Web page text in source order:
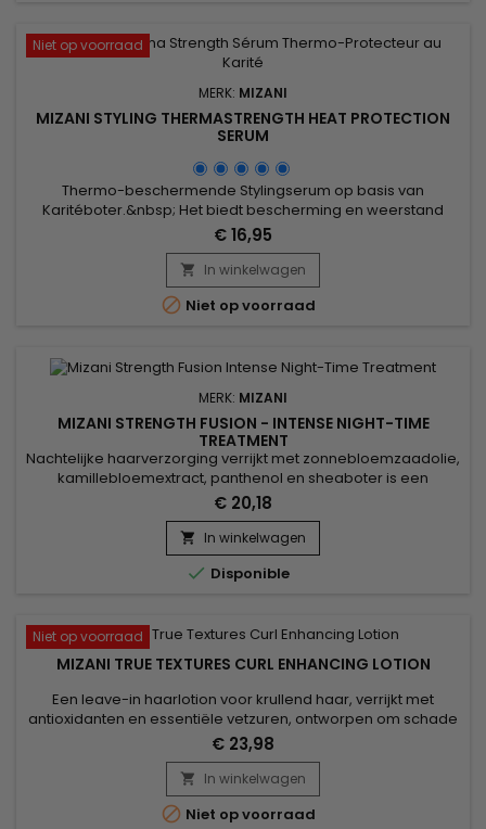
Niet op voorraad
MERK: MIZANI
MIZANI STYLING THERMASTRENGTH HEAT PROTECTION
SERUM
Thermo-beschermende Stylingserum op basis van
Karitéboter.&nbsp; Het biedt bescherming en weerstand
tijdens thermische styling, versterkt de intercellulaire
cementbarrière, voedt en hydrateert het haar.
€ 16,95
 In winkelwagen
 Niet op voorraad
MERK: MIZANI
MIZANI STRENGTH FUSION - INTENSE NIGHT-TIME
TREATMENT
Nachtelijke haarverzorging verrijkt met zonnebloemzaadolie,
kamillebloemextract, panthenol en sheaboter is een
revitaliserend elixer voor het haar. Zonnebloemolie voedt
diep, terwijl kamille de hoofdhuid kalmeert. Panthenol
versterkt en hydrateert het haar, waardoor breuk en
gespleten punten worden verminderd. Shea butter biedt rijke
hydratatie,...
€ 20,18
 In winkelwagen
 Disponible
Niet op voorraad
MIZANI TRUE TEXTURES CURL ENHANCING LOTION
Een leave-in haarlotion voor krullend haar, verrijkt met
antioxidanten en essentiële vetzuren, ontworpen om schade
te herstellen, diep te hydrateren en de glans te
herstellen.&nbsp; Mizani True Textures Curl Enhancing Lotion
is perfect om krullen opnieuw te definiëren en het haar te
voeden.&nbsp; Anti-frizz, met een lichte textuur en
gladmakende...
€ 23,98
 In winkelwagen
 Niet op voorraad